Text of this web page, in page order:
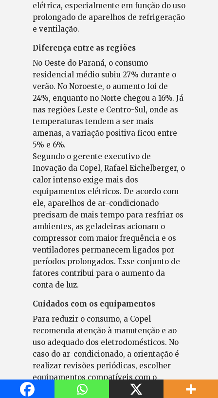
elétrica, especialmente em função do uso
prolongado de aparelhos de refrigeração
e ventilação.
Diferença entre as regiões
No Oeste do Paraná, o consumo
residencial médio subiu 27% durante o
verão. No Noroeste, o aumento foi de
24%, enquanto no Norte chegou a 16%. Já
nas regiões Leste e Centro-Sul, onde as
temperaturas tendem a ser mais
amenas, a variação positiva ficou entre
5% e 6%.
Segundo o gerente executivo de
Inovação da Copel, Rafael Eichelberger, o
calor intenso exige mais dos
equipamentos elétricos. De acordo com
ele, aparelhos de ar-condicionado
precisam de mais tempo para resfriar os
ambientes, as geladeiras acionam o
compressor com maior frequência e os
ventiladores permanecem ligados por
períodos prolongados. Esse conjunto de
fatores contribui para o aumento da
conta de luz.
Cuidados com os equipamentos
Para reduzir o consumo, a Copel
recomenda atenção à manutenção e ao
uso adequado dos eletrodomésticos. No
caso do ar-condicionado, a orientação é
realizar revisões periódicas, escolher
equipamentos compatíveis com o
tamanho do ambiente e manter portas e